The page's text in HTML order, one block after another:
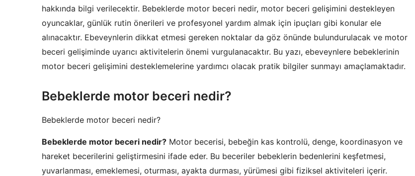
hakkında bilgi verilecektir. Bebeklerde motor beceri nedir, motor beceri gelişimini destekleyen
oyuncaklar, günlük rutin önerileri ve profesyonel yardım almak için ipuçları gibi konular ele
alınacaktır. Ebeveynlerin dikkat etmesi gereken noktalar da göz önünde bulundurulacak ve motor
beceri gelişiminde uyarıcı aktivitelerin önemi vurgulanacaktır. Bu yazı, ebeveynlere bebeklerinin
motor beceri gelişimini desteklemelerine yardımcı olacak pratik bilgiler sunmayı amaçlamaktadır.
Bebeklerde motor beceri nedir?
Bebeklerde motor beceri nedir?
Bebeklerde motor beceri nedir? Motor becerisi, bebeğin kas kontrolü, denge, koordinasyon ve
hareket becerilerini geliştirmesini ifade eder. Bu beceriler bebeklerin bedenlerini keşfetmesi,
yuvarlanması, emeklemesi, oturması, ayakta durması, yürümesi gibi fiziksel aktiviteleri içerir.